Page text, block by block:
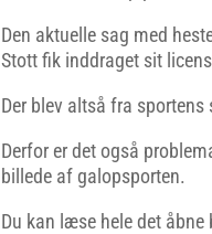
Den aktuelle sag med
Stott fik inddraget sit
Der blev altså fra
Derfor er det også
billede af galopsporten.
Du kan læse hele det